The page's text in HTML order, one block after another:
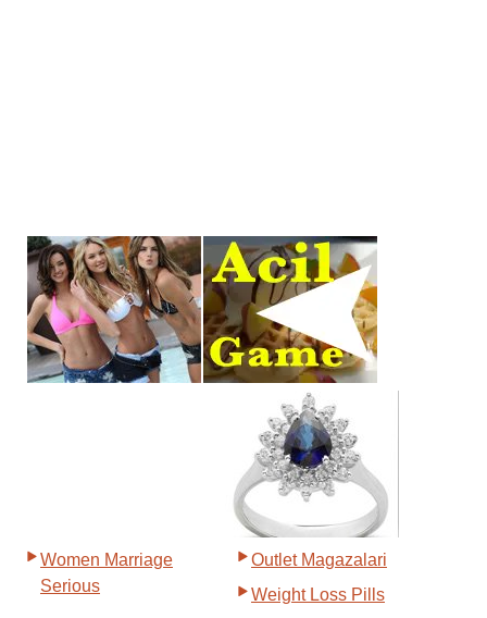
Women Marriage
Serious
Outlet Magazalari
Weight Loss Pills